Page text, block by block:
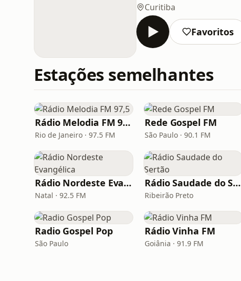
Curitiba
Favoritos
Estações semelhantes
Rádio Melodia FM 97,5
Rio de Janeiro · 97.5 FM
Rede Gospel FM
São Paulo · 90.1 FM
Rádio Nordeste Evangélica
Natal · 92.5 FM
Rádio Saudade do Sertão
Ribeirão Preto
Radio Gospel Pop
São Paulo
Rádio Vinha FM
Goiânia · 91.9 FM